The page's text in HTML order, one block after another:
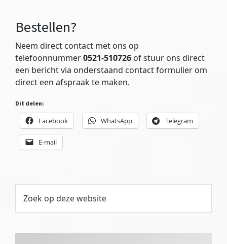
Bestellen?
Neem direct contact met ons op
telefoonnummer0521-510726 of stuur ons direct
een bericht via onderstaand contact formulier om
direct een afspraak te maken.
Dit delen:
Facebook WhatsApp Telegram
E-mail
Primaire
Sidebar
op
deze